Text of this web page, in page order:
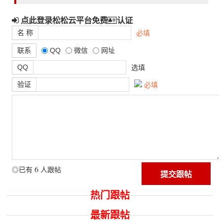
点此登录松松云平台免费 认证
名 称 必填
联系 QQ 微信 网址
QQ 选填
验证 必填
◎已有 6 人跟帖
热门跟帖
最新跟帖